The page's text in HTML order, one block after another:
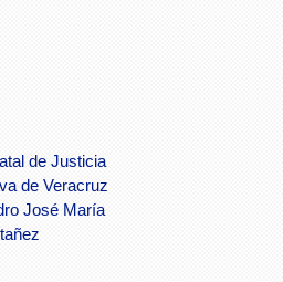
de Justicia
de Veracruz
José María